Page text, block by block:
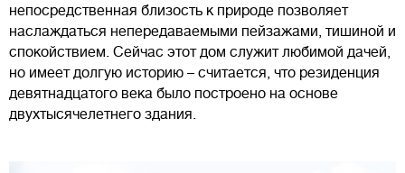
непосредственная близость к природе позволяет
наслаждаться непередаваемыми пейзажами, тишиной и
спокойствием. Сейчас этот дом служит любимой дачей,
но имеет долгую историю – считается, что резиденция
девятнадцатого века было построено на основе
двухтысячелетнего здания.